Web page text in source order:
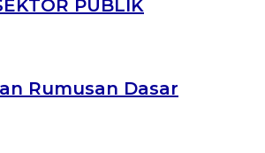
PUBLIK
Rumusan Dasar